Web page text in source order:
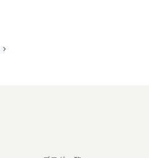
chevron_right